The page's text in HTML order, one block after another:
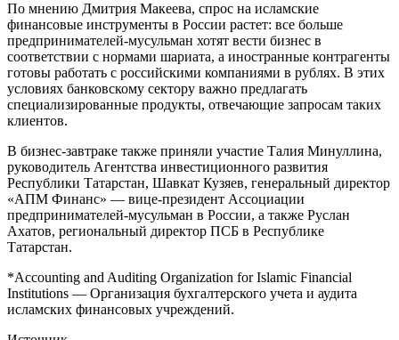
По мнению Дмитрия Макеева, спрос на исламские
финансовые инструменты в России растет: все больше
предпринимателей-мусульман хотят вести бизнес в
соответствии с нормами шариата, а иностранные контрагенты
готовы работать с российскими компаниями в рублях. В этих
условиях банковскому сектору важно предлагать
специализированные продукты, отвечающие запросам таких
клиентов.
В бизнес-завтраке также приняли участие Талия Минуллина,
руководитель Агентства инвестиционного развития
Республики Татарстан, Шавкат Кузяев, генеральный директор
«АПМ Финанс» — вице-президент Ассоциации
предпринимателей-мусульман в России, а также Руслан
Ахатов, региональный директор ПСБ в Республике
Татарстан.
*Accounting and Auditing Organization for Islamic Financial
Institutions — Организация бухгалтерского учета и аудита
исламских финансовых учреждений.